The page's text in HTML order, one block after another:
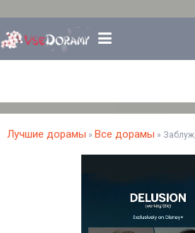
Лучшие дорамы » Все дорамы »